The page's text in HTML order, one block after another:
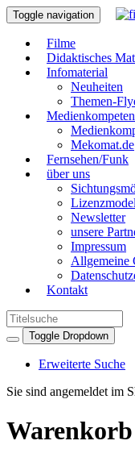
Toggle navigation
Filme
Didaktisches
Infomaterial
Neuheiten
Themen-
Mekomat.de
Fernsehen/Funk
über uns
Newsletter
unsere
Impressum
Allgemeine
Kontakt
Toggle Dropdown
Erweiterte Suche
Sie sind angemeldet im
Warenkorb